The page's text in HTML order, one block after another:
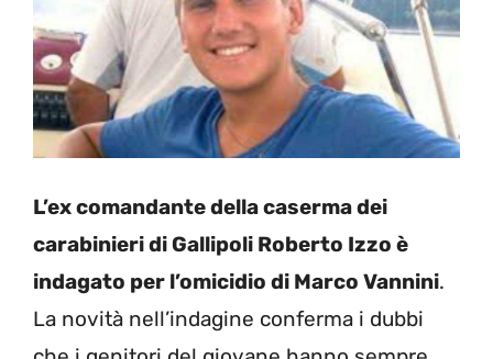
L’ex comandante della caserma dei
carabinieri di Gallipoli Roberto Izzo è
indagato per l’omicidio di Marco Vannini.
La novità nell’indagine conferma i dubbi